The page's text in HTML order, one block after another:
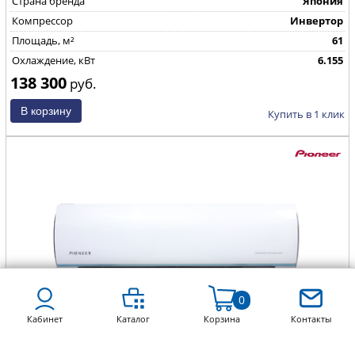
Компрессор
Инвертор
Площадь, м²
61
Охлаждение, кВт
6.155
138 300 руб.
Купить в 1 клик
Pioneer ARTIS EXTRA LOW KFRI25XLOW/KORI25XLOW
Кабинет Каталог Корзина
0
Контакты